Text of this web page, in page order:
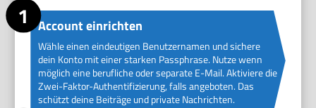
Account einrichten
Wähle einen eindeutigen Benutzernamen und sichere
dein Konto mit einer starken Passphrase. Nutze wenn
möglich eine berufliche oder separate E-Mail. Aktiviere die
Zwei-Faktor-Authentifizierung, falls angeboten. Das
schützt deine Beiträge und private Nachrichten.